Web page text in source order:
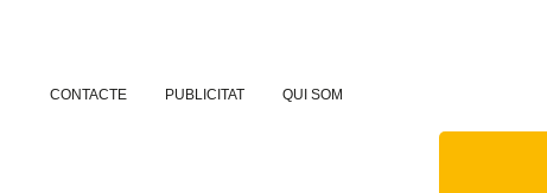
CONTACTE PUBLICITAT QUI SOM